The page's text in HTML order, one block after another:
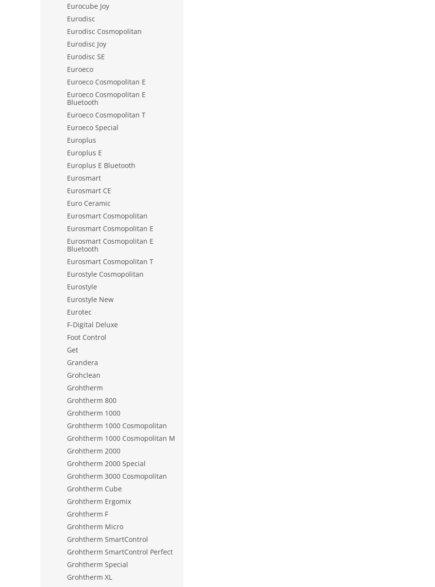
Eurocube Joy
Eurodisc
Eurodisc Cosmopolitan
Eurodisc Joy
Eurodisc SE
Euroeco
Euroeco Cosmopolitan E
Euroeco Cosmopolitan E
Bluetooth
Euroeco Cosmopolitan T
Euroeco Special
Europlus
Europlus E
Europlus E Bluetooth
Eurosmart
Eurosmart CE
Euro Ceramic
Eurosmart Cosmopolitan
Eurosmart Cosmopolitan E
Eurosmart Cosmopolitan E
Bluetooth
Eurosmart Cosmopolitan T
Eurostyle Cosmopolitan
Eurostyle
Eurostyle New
Eurotec
F-Digital Deluxe
Foot Control
Get
Grandera
Grohclean
Grohtherm
Grohtherm 800
Grohtherm 1000
Grohtherm 1000 Cosmopolitan
Grohtherm 1000 Cosmopolitan M
Grohtherm 2000
Grohtherm 2000 Special
Grohtherm 3000 Cosmopolitan
Grohtherm Cube
Grohtherm Ergomix
Grohtherm F
Grohtherm Micro
Grohtherm SmartControl
Grohtherm SmartControl Perfect
Grohtherm Special
Grohtherm XL